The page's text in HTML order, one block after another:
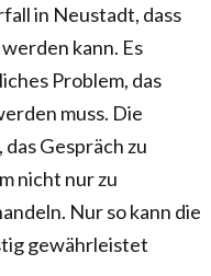
in Neustadt, dass
kann. Es
Problem, das
muss. Die
Gespräch zu
nicht nur zu
Nur so kann die
gewährleistet